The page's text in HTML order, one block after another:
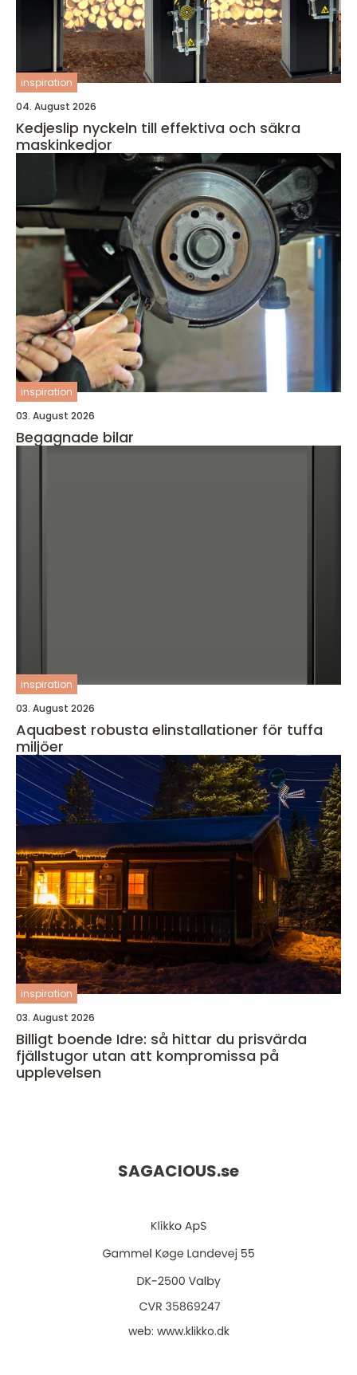
inspiration
04. August 2026
Kedjeslip nyckeln till effektiva och säkra
maskinkedjor
inspiration
03. August 2026
Begagnade bilar
inspiration
03. August 2026
Aquabest robusta elinstallationer för tuffa
miljöer
inspiration
03. August 2026
Billigt boende Idre: så hittar du prisvärda
fjällstugor utan att kompromissa på
upplevelsen
SAGACIOUS.se
web: www.klikko.dk